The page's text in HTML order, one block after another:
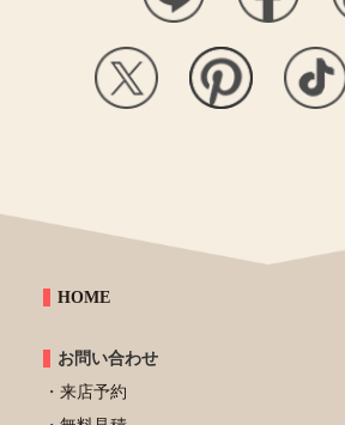
HOME
お問い合わせ
来店予約